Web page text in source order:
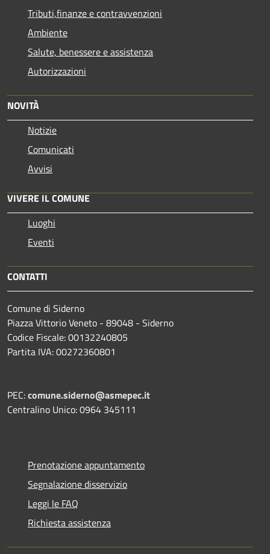
Tributi,finanze e contravvenzioni
Ambiente
Salute, benessere e assistenza
Autorizzazioni
NOVITÀ
Notizie
Comunicati
Avvisi
VIVERE IL COMUNE
Luoghi
Eventi
CONTATTI
Comune di Siderno
Piazza Vittorio Veneto - 89048 - Siderno
Codice Fiscale: 00132240805
Partita IVA: 00272360801
PEC:comune.siderno@asmepec.it
Centralino Unico: 0964 345111
Prenotazione appuntamento
Segnalazione disservizio
Leggi le FAQ
Richiesta assistenza